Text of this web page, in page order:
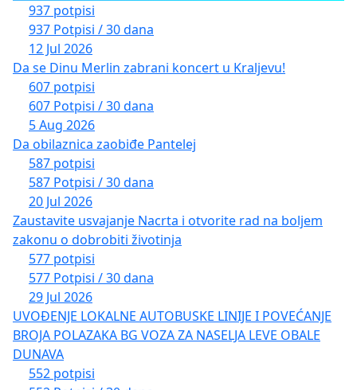
937 potpisi
937 Potpisi / 30 dana
12 Jul 2026
Da se Dinu Merlin zabrani koncert u Kraljevu!
607 potpisi
607 Potpisi / 30 dana
5 Aug 2026
Da obilaznica zaobiđe Pantelej
587 potpisi
587 Potpisi / 30 dana
20 Jul 2026
Zaustavite usvajanje Nacrta i otvorite rad na boljem
zakonu o dobrobiti životinja
577 potpisi
577 Potpisi / 30 dana
29 Jul 2026
UVOĐENJE LOKALNE AUTOBUSKE LINIJE I POVEĆANJE
BROJA POLAZAKA BG VOZA ZA NASELJA LEVE OBALE
DUNAVA
552 potpisi